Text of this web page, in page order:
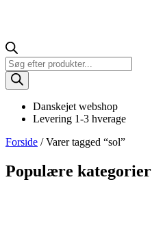
Products
search
Danskejet webshop
Levering 1-3 hverage
Forside / Varer tagged “sol”
Populære kategorier